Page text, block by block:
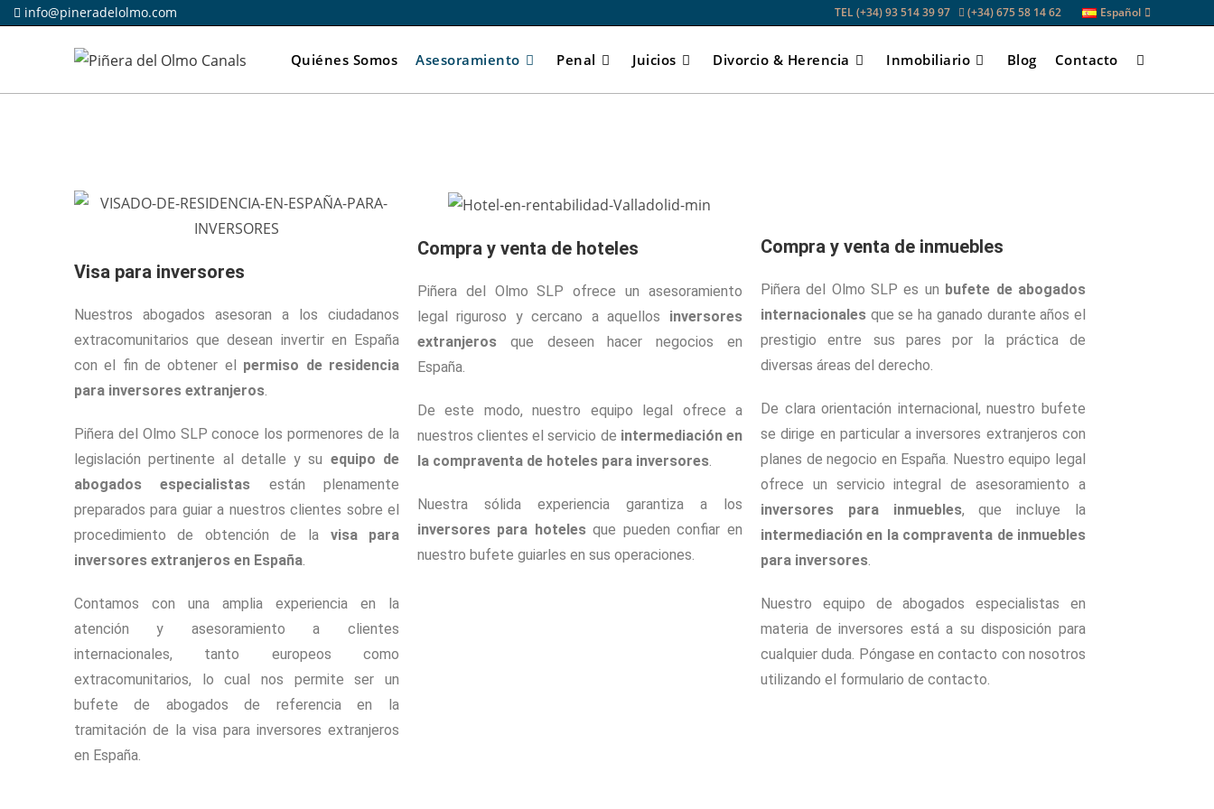
TEL (+34) 93 514 39 97 (+34) 675 58 14 62 Español
info@pineradelolmo.com
Quiénes Somos Asesoramiento Penal Juicios Divorcio & Herencia Inmobiliario Blog Contacto
Visa para inversores
Nuestros abogados asesoran a los ciudadanos
extracomunitarios que desean invertir en España
con el fin de obtener el permiso de residencia
para inversores extranjeros.
Piñera del Olmo SLP conoce los pormenores de la
legislación pertinente al detalle y su equipo de
abogados especialistas están plenamente
preparados para guiar a nuestros clientes sobre el
procedimiento de obtención de la visa para
inversores extranjeros en España.
Contamos con una amplia experiencia en la
atención y asesoramiento a clientes
internacionales, tanto europeos como
extracomunitarios, lo cual nos permite ser un
bufete de abogados de referencia en la
tramitación de la visa para inversores extranjeros
en España.
Compra y venta de hoteles
Piñera del Olmo SLP ofrece un asesoramiento
legal riguroso y cercano a aquellos inversores
extranjerosque deseen hacer negocios en
España.
De este modo, nuestro equipo legal ofrece a
nuestros clientes el servicio de intermediación en
la compraventa de hoteles para inversores.
Nuestra sólida experiencia garantiza a los
inversores para hotelesque pueden confiar en
nuestro bufete guiarles en sus operaciones.
Compra y venta de inmuebles
Piñera del Olmo SLP es un bufete de abogados
internacionales que se ha ganado durante años el
prestigio entre sus pares por la práctica de
diversas áreas del derecho.
De clara orientación internacional, nuestro bufete
se dirige en particular a inversores extranjeros con
planes de negocio en España. Nuestro equipo legal
ofrece un servicio integral de asesoramiento a
inversores para inmuebles, que incluye la
intermediación en la compraventa de inmuebles
para inversores.
Nuestro equipo de abogados especialistas en
materia de inversores está a su disposición para
cualquier duda. Póngase en contacto con nosotros
utilizando el formulario de contacto.